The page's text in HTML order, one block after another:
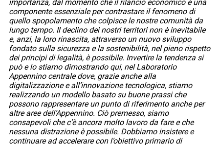
importanza, dal momento che il rilancio economico è una
componente essenziale per contrastare il fenomeno di
quello spopolamento che colpisce le nostre comunità da
lungo tempo. Il declino dei nostri territori non è inevitabile
e, anzi, la loro rinascita, attraverso un nuovo sviluppo
fondato sulla sicurezza e la sostenibilità, nel pieno rispetto
dei principi di legalità, è possibile. Invertire la tendenza si
può e lo stiamo dimostrando qui, nel Laboratorio
Appennino centrale dove, grazie anche alla
digitalizzazione e all’innovazione tecnologica, stiamo
realizzando un modello basato su buone prassi che
possono rappresentare un punto di riferimento anche per
altre aree dell’Appennino. Ciò premesso, siamo
consapevoli che c’è ancora molto lavoro da fare e che
nessuna distrazione è possibile. Dobbiamo insistere e
continuare ad accelerare con l’obiettivo primario di